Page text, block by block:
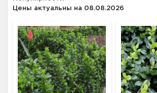
Цены актуальны на 08.08.2026